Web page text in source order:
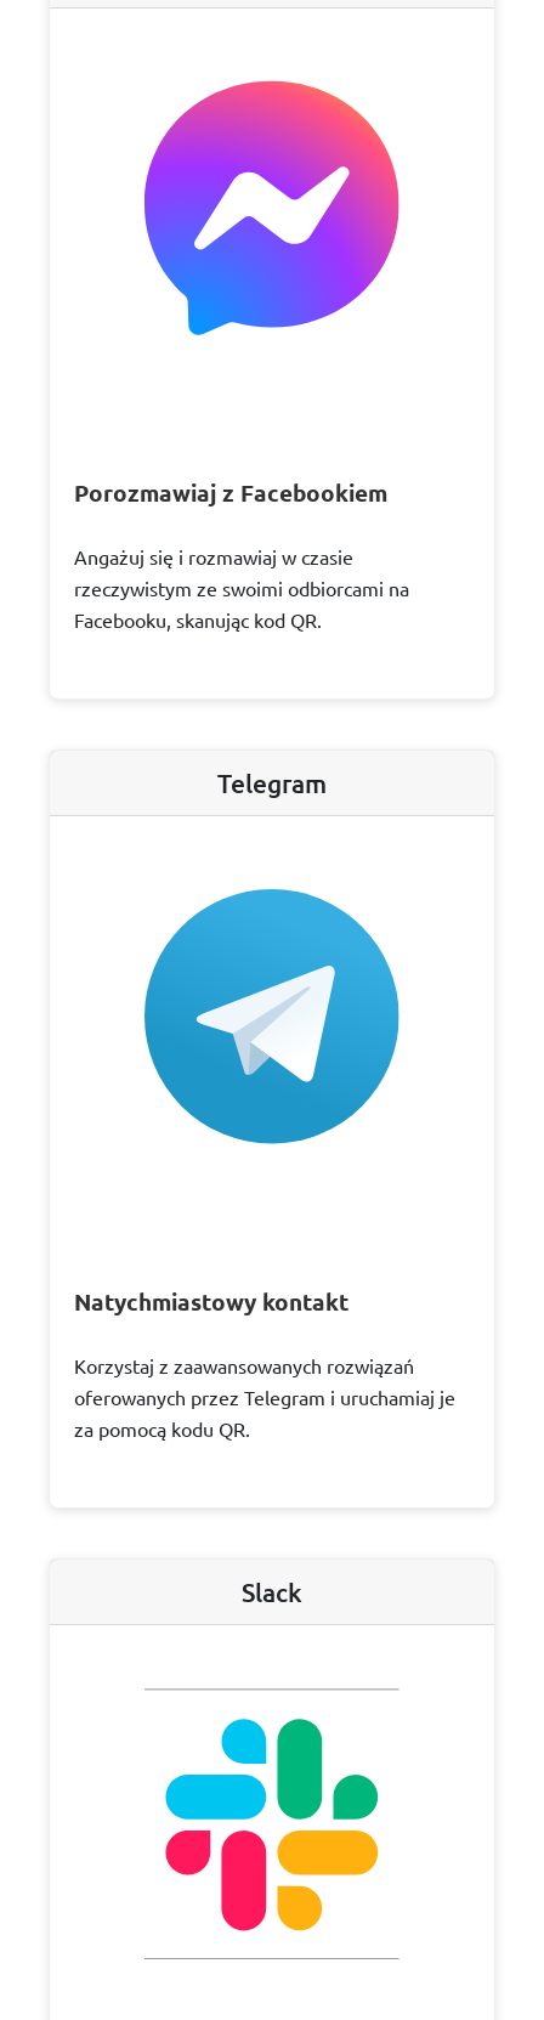
Porozmawiaj z Facebookiem
Angażuj się i rozmawiaj w czasie
rzeczywistym ze swoimi odbiorcami na
Facebooku, skanując kod QR.
Telegram
Natychmiastowy kontakt
Korzystaj z zaawansowanych rozwiązań
oferowanych przez Telegram i uruchamiaj je
za pomocą kodu QR.
Slack